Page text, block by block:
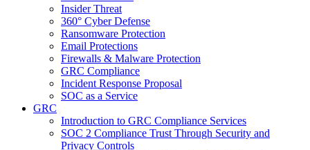
Insider Threat
360° Cyber Defense
Ransomware Protection
Email Protections
Firewalls & Malware Protection
GRC Compliance
Incident Response Proposal
SOC as a Service
GRC
Introduction to GRC Compliance Services
SOC 2 Compliance Trust Through Security and
Privacy Controls